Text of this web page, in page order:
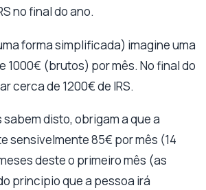
no final do ano.
forma simplificada) imagine uma
1000€ (brutos) por mês. No final do
cerca de 1200€ de IRS.
disto, obrigam a que a
sensivelmente 85€ por mês (14
deste o primeiro mês (as
principio que a pessoa irá